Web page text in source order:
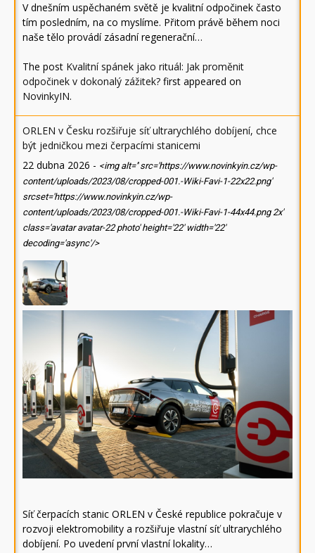
V dnešním uspěchaném světě je kvalitní odpočinek často
tím posledním, na co myslíme. Přitom právě během noci
naše tělo provádí zásadní regenerační…
The post Kvalitní spánek jako rituál: Jak proměnit
odpočinek v dokonalý zážitek? first appeared on
NovinkyIN.
ORLEN v Česku rozšiřuje síť ultrarychlého dobíjení, chce
být jedničkou mezi čerpacími stanicemi
22 dubna 2026 - <img alt='' src='https://www.novinkyin.cz/wp-
content/uploads/2023/08/cropped-001.-Wiki-Favi-1-22x22.png'
srcset='https://www.novinkyin.cz/wp-
content/uploads/2023/08/cropped-001.-Wiki-Favi-1-44x44.png 2x'
class='avatar avatar-22 photo' height='22' width='22'
decoding='async'/>
Síť čerpacích stanic ORLEN v České republice pokračuje v
rozvoji elektromobility a rozšiřuje vlastní síť ultrarychlého
dobíjení. Po uvedení první vlastní lokality…